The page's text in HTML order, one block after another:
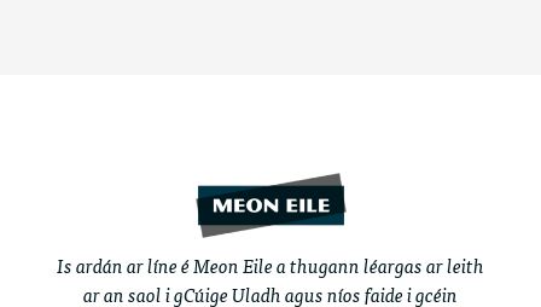
Is ardán ar líne é Meon Eile a thugann léargas ar leith
ar an saol i gCúige Uladh agus níos faide i gcéin